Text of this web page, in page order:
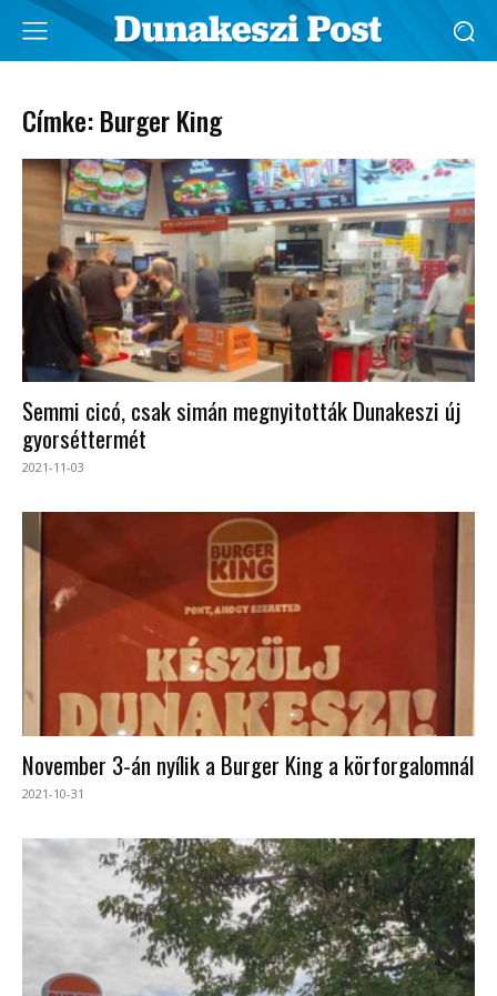
Címke: Burger King
Semmi cicó, csak simán megnyitották Dunakeszi új
gyorséttermét
2021-11-03
November 3-án nyílik a Burger King a körforgalomnál
2021-10-31